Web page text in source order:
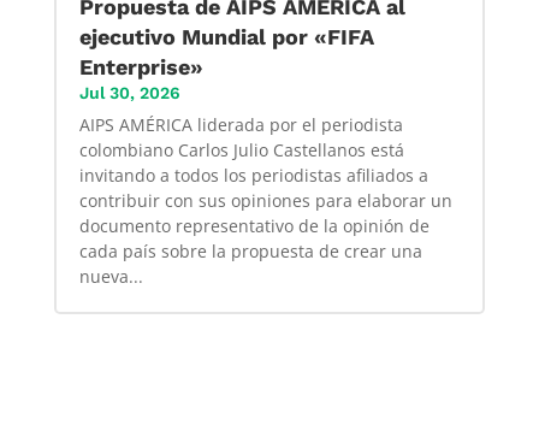
Propuesta de AIPS AMÉRICA al
ejecutivo Mundial por «FIFA
Enterprise»
Jul 30, 2026
AIPS AMÉRICA liderada por el periodista
colombiano Carlos Julio Castellanos está
invitando a todos los periodistas afiliados a
contribuir con sus opiniones para elaborar un
documento representativo de la opinión de
cada país sobre la propuesta de crear una
nueva...